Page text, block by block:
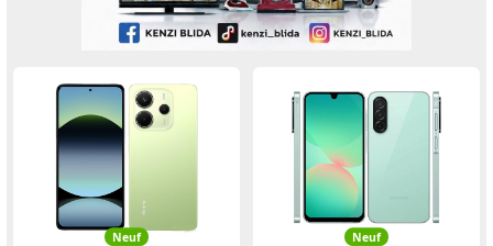
Neuf Neuf